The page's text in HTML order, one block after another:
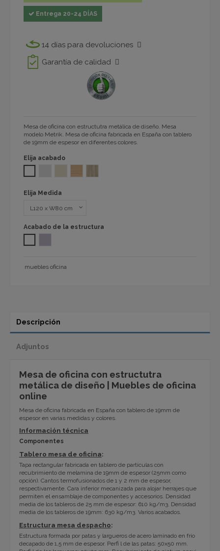
Entrega 20-24 DÍAS
14 días para devoluciones
Garantía de calidad
Mesa de oficina con estructutra metálica de diseño. Mesa
modelo Metrik. Mesa de oficina fabricada en España con tablero
de 19mm de espesor en diferentes colores.
Elija acabado
Elija Medida
Acabado de la estructura
muebles oficina
Descripción
Adjuntos
Mesa de oficina con estructutra
metálica de diseño | Muebles de oficina
online
Mesa de oficina fabricada en España con tablero de 19mm de
espesor en varias medidas y colores.
Información técnica
Componentes
Tablero mesa de oficina:
Tapa rectangular fabricada en tablero de partículas con
recubrimiento de melamina de 19mm de espesor (25mm como
opción). Cantos termofusionados de 1 y 2 mm de espesor,
respectivamente. Cara inferior mecanizada para alojar herrajes que
permiten el ensamblaje de componentes y accesorios. Densidad
media de los tableros de 25 mm de espesor: 610 kg/m3. Densidad
media de los tableros de 19mm: 630 kg/m3. Varios acabados.
Estructura mesa despacho:
Estructura formada por patas y largueros de acero laminado en frío
decapado de 1,5 mm de espesor. Perfi l de las patas: 50x50 mm.